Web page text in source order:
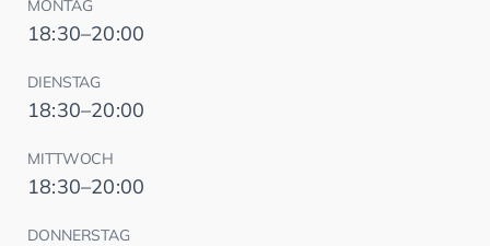
MONTAG
18:30–20:00
DIENSTAG
18:30–20:00
MITTWOCH
18:30–20:00
DONNERSTAG